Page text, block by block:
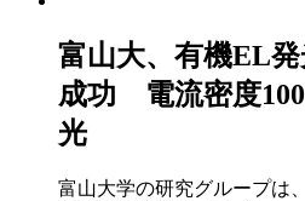
富山大、有機EL
成功 電流密度
光
富山大学の研究グループは